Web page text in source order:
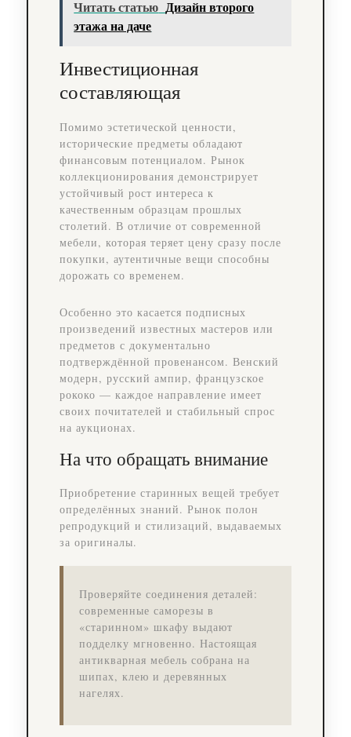
Читать статью Дизайн второго
этажа на даче
Инвестиционная
составляющая
Помимо эстетической ценности,
исторические предметы обладают
финансовым потенциалом. Рынок
коллекционирования демонстрирует
устойчивый рост интереса к
качественным образцам прошлых
столетий. В отличие от современной
мебели, которая теряет цену сразу после
покупки, аутентичные вещи способны
дорожать со временем.
Особенно это касается подписных
произведений известных мастеров или
предметов с документально
подтверждённой провенансом. Венский
модерн, русский ампир, французское
рококо — каждое направление имеет
своих почитателей и стабильный спрос
на аукционах.
На что обращать внимание
Приобретение старинных вещей требует
определённых знаний. Рынок полон
репродукций и стилизаций, выдаваемых
за оригиналы.
Проверяйте соединения деталей:
современные саморезы в
«старинном» шкафу выдают
подделку мгновенно. Настоящая
антикварная мебель собрана на
шипах, клею и деревянных
нагелях.